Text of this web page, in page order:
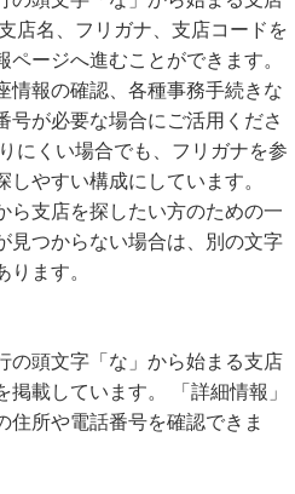
店名、フリガナ、支店コードを
ージへ進むことができます。
情報の確認、各種事務手続きな
号が必要な場合にご活用くださ
にくい場合でも、フリガナを参
やすい構成にしています。
ら支店を探したい方のための一
見つからない場合は、別の文字
ます。
の頭文字「な」から始まる支店
載しています。 「詳細情報」
住所や電話番号を確認できま